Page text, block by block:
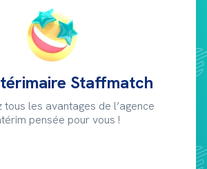
Staffmatch
tous les avantages de l’agence
pensée pour vous !